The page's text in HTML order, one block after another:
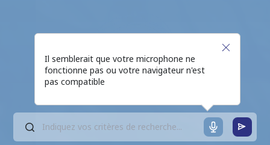
Il semblerait que votre microphone ne
fonctionne pas ou votre navigateur n'est
pas compatible